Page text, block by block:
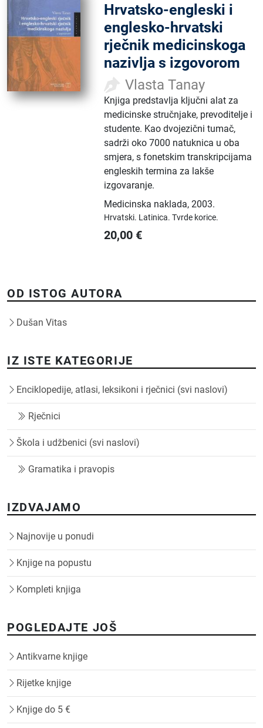
Hrvatsko-engleski i
englesko-hrvatski
rječnik medicinskoga
nazivlja s izgovorom
Vlasta Tanay
Knjiga predstavlja ključni alat za
medicinske stručnjake, prevoditelje i
studente. Kao dvojezični tumač,
sadrži oko 7000 natuknica u oba
smjera, s fonetskim transkripcijama
engleskih termina za lakše
izgovaranje.
Medicinska naklada,2003.
Hrvatski. Latinica.Tvrde korice.
20,00 €
OD ISTOG AUTORA
Dušan Vitas
IZ ISTE KATEGORIJE
Enciklopedije, atlasi, leksikoni i rječnici (svi naslovi)
Rječnici
Škola i udžbenici (svi naslovi)
Gramatika i pravopis
IZDVAJAMO
Najnovije u ponudi
Knjige na popustu
Kompleti knjiga
POGLEDAJTE JOŠ
Antikvarne knjige
Rijetke knjige
Knjige do 5 €